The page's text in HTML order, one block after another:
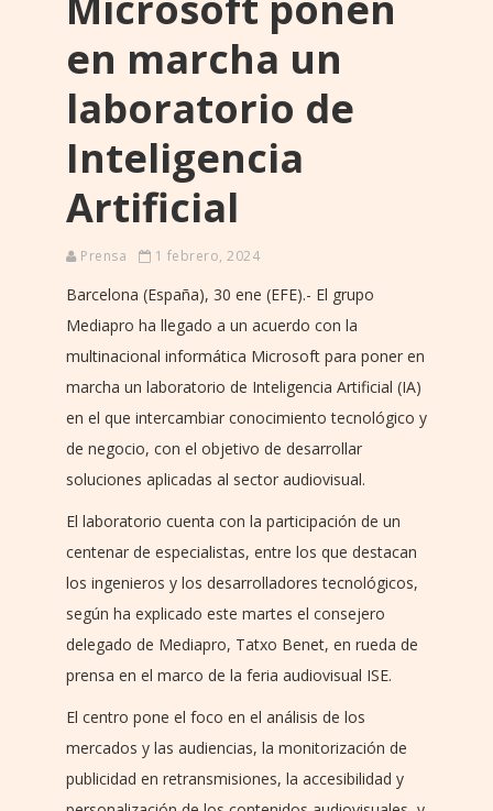
en marcha un
laboratorio de
Inteligencia
Artificial
Prensa 1 febrero, 2024
Barcelona (España), 30 ene (EFE).- El grupo
Mediapro ha llegado a un acuerdo con la
multinacional informática Microsoft para poner en
marcha un laboratorio de Inteligencia Artificial (IA)
en el que intercambiar conocimiento tecnológico y
de negocio, con el objetivo de desarrollar
soluciones aplicadas al sector audiovisual.
El laboratorio cuenta con la participación de un
centenar de especialistas, entre los que destacan
los ingenieros y los desarrolladores tecnológicos,
según ha explicado este martes el consejero
delegado de Mediapro, Tatxo Benet, en rueda de
prensa en el marco de la feria audiovisual ISE.
El centro pone el foco en el análisis de los
mercados y las audiencias, la monitorización de
publicidad en retransmisiones, la accesibilidad y